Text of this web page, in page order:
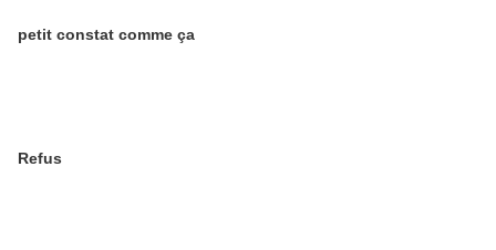
petit constat comme ça
Refus